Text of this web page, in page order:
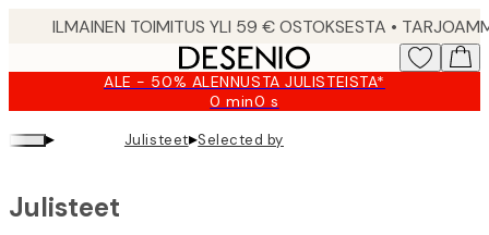
ALE - 50% ALENNUSTA JULISTEISTA*
0 min0 s
Voimassa
asti:
2026-
▸ Julisteet▸Selected by
Julisteet